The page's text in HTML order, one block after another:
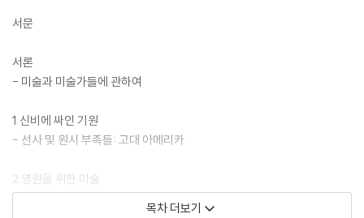
‘미술(Art)이라는 것은 존재하지 않는다. 다만 미술가들이 있을 뿐이다.’
만, 글을 읽다 보면 사람이 느껴진다. 미술가가 왜 그렸는지, 그리기 위해
어떤 고민을 했는지, 그림 속 대상과 미술가의 관계 등을 읽고 생각하다 보
기, 미술의 역사가 곧 사람의 역사가 되었다. 이 흐름을 따라 가다 보면 책
을, 미술을, 예술을, 삶을 놓을 수가 없다. 앞으로의 역사에서도 곰브리치
“미술의 모든 역사는
기술적인 숙련에 관한 진보의 이야기가 아니라,
서문
서론
- 미술과 미술가들에 관하여
1 신비에 싸인 기원
- 선사 및 원시 부족들: 고대 아메리카
2 영원을 위한 미술
- 이집트, 메소포타미아, 크레타
목차 더보기